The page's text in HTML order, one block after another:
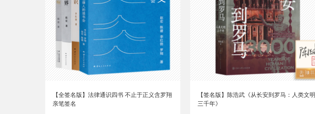
【全签名版】法律通识四书 不止于正义含罗翔
亲笔签名
【签名版】陈浩武《从长安到罗马：人类文明
三千年》